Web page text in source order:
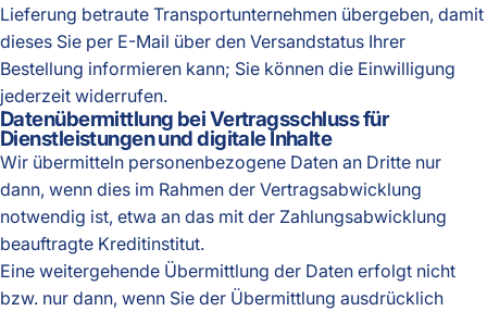
Lieferung betraute Transportunternehmen übergeben, damit
dieses Sie per E-Mail über den Versandstatus Ihrer
Bestellung informieren kann; Sie können die Einwilligung
jederzeit widerrufen.
Daten­übermittlung bei Vertragsschluss für
Dienstleistungen und digitale Inhalte
Wir übermitteln personenbezogene Daten an Dritte nur
dann, wenn dies im Rahmen der Vertragsabwicklung
notwendig ist, etwa an das mit der Zahlungsabwicklung
beauftragte Kreditinstitut.
Eine weitergehende Übermittlung der Daten erfolgt nicht
bzw. nur dann, wenn Sie der Übermittlung ausdrücklich